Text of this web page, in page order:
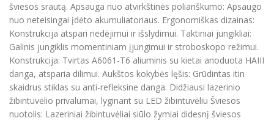
šviesos srautą. Apsauga nuo atvirkštinės poliariškumo: Apsaugo
nuo neteisingai įdėto akumuliatoriaus. Ergonomiškas dizainas:
Konstrukcija atspari riedėjimui ir išslydimui. Taktiniai jungikliai:
Galinis jungiklis momentiniam įjungimui ir stroboskopo režimui.
Konstrukcija: Tvirtas A6061-T6 aliuminis su kietai anoduota HAIII
danga, atsparia dilimui. Aukštos kokybės lęšis: Grūdintas itin
skaidrus stiklas su anti-refleksine danga. Didžiausi lazerinio
žibintuvėlio privalumai, lyginant su LED žibintuvėliu Šviesos
nuotolis: Lazeriniai žibintuvėliai siūlo žymiai didesnį šviesos